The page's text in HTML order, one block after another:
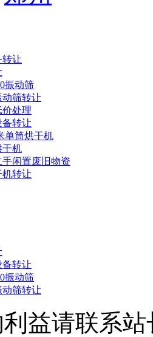
让
振动筛
动筛转让
处理
转让
单筒烘干机
干机
闲置废旧物资
转让
转让
振动筛
动筛转让
益请联系